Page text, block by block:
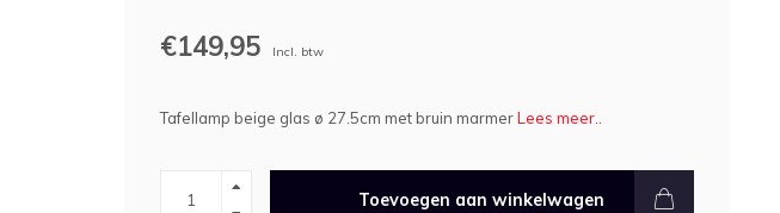
€149,95 Incl. btw
Tafellamp beige glas ø 27.5cm met bruin marmerLees meer..
Toevoegen aan winkelwagen